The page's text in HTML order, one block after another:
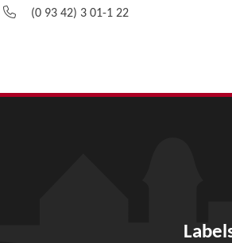
(0 93 42) 3 01-1 22